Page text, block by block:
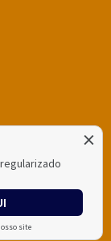
site
×
pela Lince
de notícias